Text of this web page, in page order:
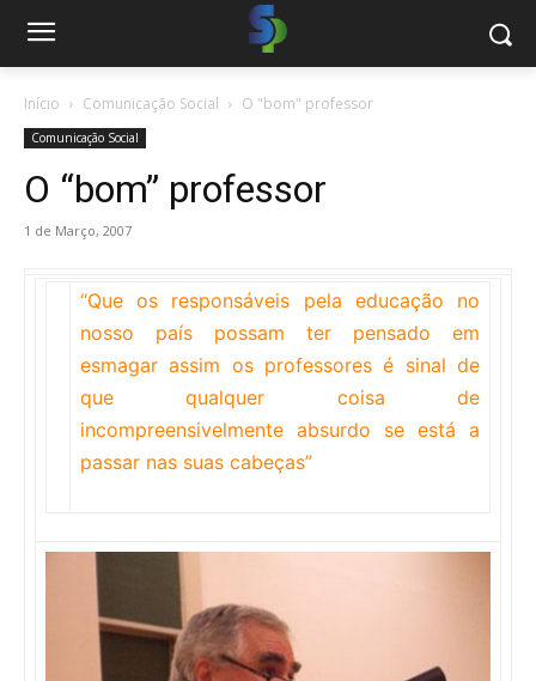
Início Comunicação Social O "bom" professor
Comunicação Social
O “bom” professor
1 de Março, 2007
“Que os responsáveis pela educação no
nosso país possam ter pensado em
esmagar assim os professores é sinal de
que qualquer coisa de
incompreensivelmente absurdo se está a
passar nas suas cabeças”